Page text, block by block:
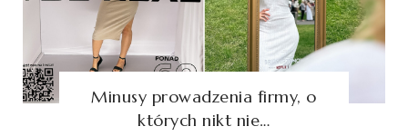
Minusy prowadzenia firmy, o
których nikt nie…